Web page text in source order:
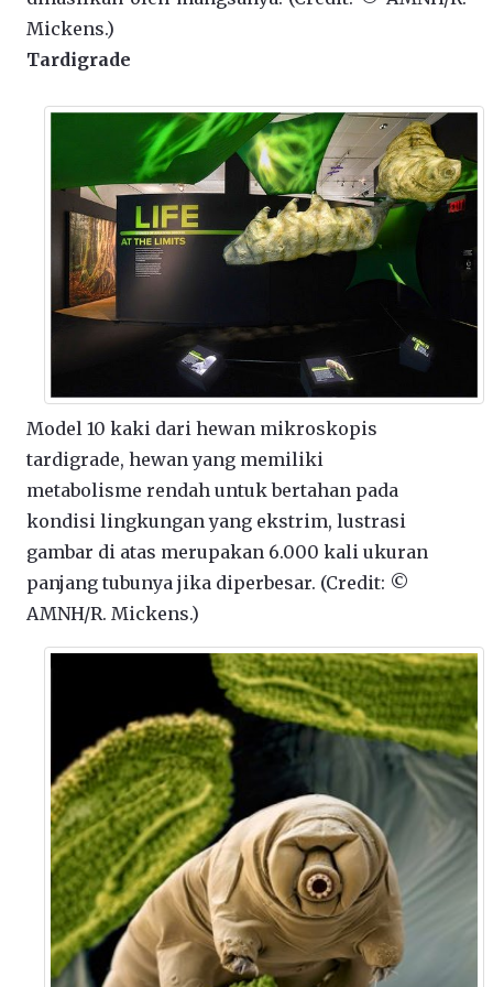
Mickens.)
Tardigrade
Model 10 kaki dari hewan mikroskopis
tardigrade, hewan yang memiliki
metabolisme rendah untuk bertahan pada
kondisi lingkungan yang ekstrim, lustrasi
gambar di atas merupakan 6.000 kali ukuran
panjang tubunya jika diperbesar. (Credit: ©
AMNH/R. Mickens.)